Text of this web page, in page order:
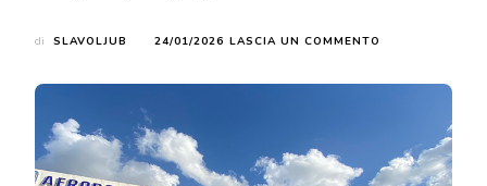
di SLAVOLJUB 24/01/2026 LASCIA UN COMMENTO
PALERMO?
GUIDA
COMPLETA